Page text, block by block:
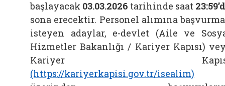
başlayacak 03.03.2026 tarihinde saat
sona erecektir. Personel alımına
isteyen adaylar, e-devlet (Aile ve
Hizmetler Bakanlığı / Kariyer Kapısı)
Kariyer
(https://kariyerkapisi.gov.tr/isealim)